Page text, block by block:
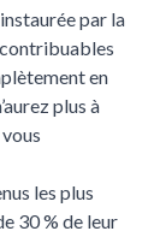
par la
contribuables
en
plus à
les plus
30 % de leur